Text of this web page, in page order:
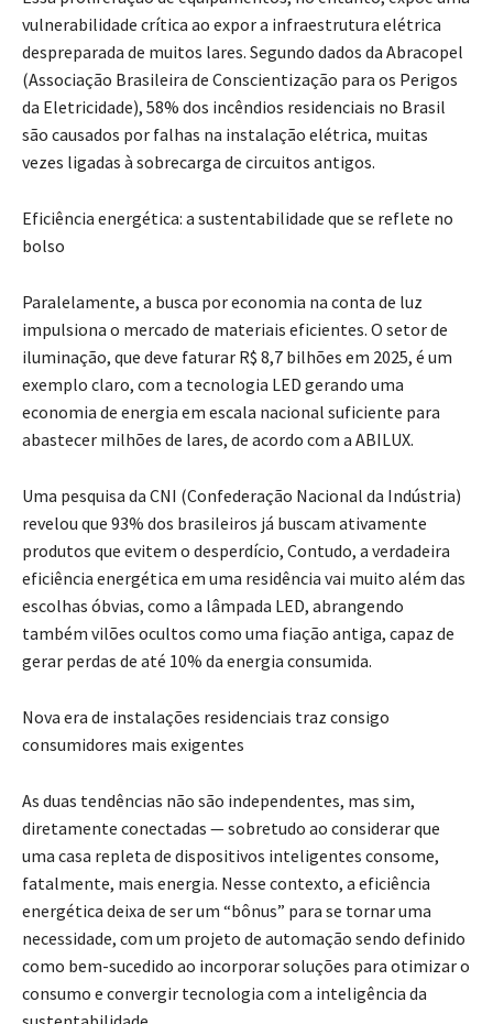
vulnerabilidade crítica ao expor a infraestrutura elétrica
despreparada de muitos lares. Segundo dados da Abracopel
(Associação Brasileira de Conscientização para os Perigos
da Eletricidade), 58% dos incêndios residenciais no Brasil
são causados por falhas na instalação elétrica, muitas
vezes ligadas à sobrecarga de circuitos antigos.
Eficiência energética: a sustentabilidade que se reflete no
bolso
Paralelamente, a busca por economia na conta de luz
impulsiona o mercado de materiais eficientes. O setor de
iluminação, que deve faturar R$ 8,7 bilhões em 2025, é um
exemplo claro, com a tecnologia LED gerando uma
economia de energia em escala nacional suficiente para
abastecer milhões de lares, de acordo com a ABILUX.
Uma pesquisa da CNI (Confederação Nacional da Indústria)
revelou que 93% dos brasileiros já buscam ativamente
produtos que evitem o desperdício, Contudo, a verdadeira
eficiência energética em uma residência vai muito além das
escolhas óbvias, como a lâmpada LED, abrangendo
também vilões ocultos como uma fiação antiga, capaz de
gerar perdas de até 10% da energia consumida.
Nova era de instalações residenciais traz consigo
consumidores mais exigentes
As duas tendências não são independentes, mas sim,
diretamente conectadas — sobretudo ao considerar que
uma casa repleta de dispositivos inteligentes consome,
fatalmente, mais energia. Nesse contexto, a eficiência
energética deixa de ser um “bônus” para se tornar uma
necessidade, com um projeto de automação sendo definido
como bem-sucedido ao incorporar soluções para otimizar o
consumo e convergir tecnologia com a inteligência da